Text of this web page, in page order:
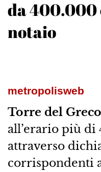
da 400.000
notaio
metropolisweb
Torre del
all’erario più
attraverso
corrispondenti